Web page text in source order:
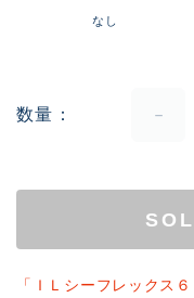
なし
数量
「ＩＬシーフレックス